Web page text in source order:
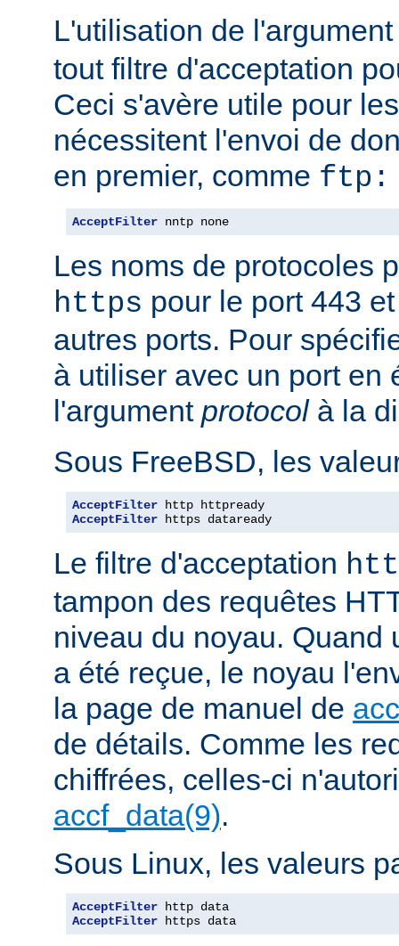
L'utilisation de
tout filtre d'acceptation
Ceci s'avère utile pour
nécessitent l'envoi de
en premier, comme ftp:
AcceptFilter nntp none
Les noms de protocoles
https pour le port 443
autres ports. Pour
à utiliser avec un port en
l'argument protocolà la
Sous FreeBSD, les
AcceptFilter
AcceptFilter https dataready
Le filtre d'acceptation
tampon des requêtes
niveau du noyau. Quand
a été reçue, le noyau
la page de manuel de
de détails. Comme les
chiffrées, celles-ci
accf_data(9).
Sous Linux, les valeurs
AcceptFilter
AcceptFilter https data